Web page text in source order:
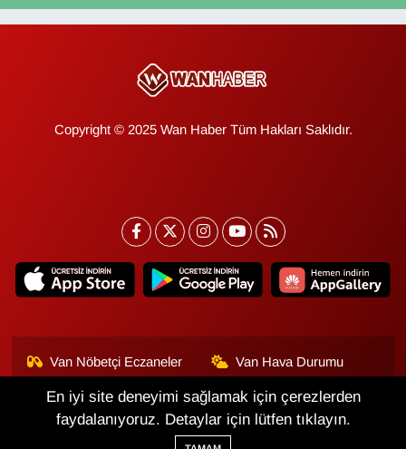
Copyright © 2025 Wan Haber Tüm Hakları Saklıdır.
Van Nöbetçi Eczaneler Van Hava Durumu
Van Namaz Vakitleri
Van Trafik Yoğunluk
Haritası
En iyi site deneyimi sağlamak için çerezlerden
faydalanıyoruz. Detaylar için lütfen tıklayın.